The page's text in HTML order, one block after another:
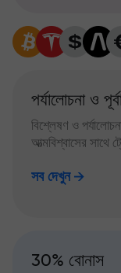
পর্যালোচনা ও
বিশ্লেষণ ও
আত্মবিশ্বাসের সাথে
সব দেখুন
30% বোনাস